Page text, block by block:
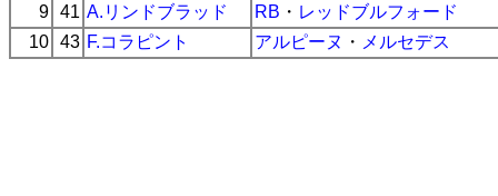
9 41 A.リンドブラッド RB ・ レッドブルフォード
10 43 F.コラピント アルピーヌ ・ メルセデス